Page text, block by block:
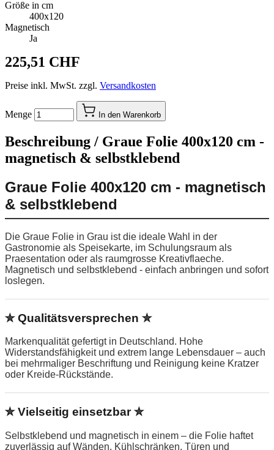
Größe in cm
400x120
Magnetisch
Ja
225,51 CHF
Preise inkl. MwSt. zzgl. Versandkosten
Menge In den Warenkorb
Beschreibung / Graue Folie 400x120 cm -
magnetisch & selbstklebend
Graue Folie 400x120 cm - magnetisch
& selbstklebend
Die Graue Folie in Grau ist die ideale Wahl in der
Gastronomie als Speisekarte, im Schulungsraum als
Praesentation oder als raumgrosse Kreativflaeche.
Magnetisch und selbstklebend - einfach anbringen und sofort
loslegen.
✮ Qualitätsversprechen ✮
Markenqualität gefertigt in Deutschland. Hohe
Widerstandsfähigkeit und extrem lange Lebensdauer – auch
bei mehrmaliger Beschriftung und Reinigung keine Kratzer
oder Kreide-Rückstände.
✮ Vielseitig einsetzbar ✮
Selbstklebend und magnetisch in einem – die Folie haftet
zuverlässig auf Wänden, Kühlschränken, Türen und